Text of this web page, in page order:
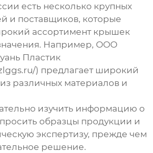
есть несколько крупных
и поставщиков, которые
ассортимент крышек
Например, ООО
Пластик
) предлагает широкий
различных материалов и
изучить информацию о
образцы продукции и
экспертизу, прежде чем
решение.